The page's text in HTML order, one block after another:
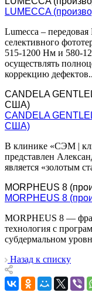
LUMECCA
Lumecca –
селективного
515-1200 Нм и 580-
осуществлять
коррекцию
CANDELA
США)
CANDELA
США)
В клинике «СЭМ |
представлен
является «золотым
MORPHEUS 8
MORPHEUS 8
MORPHEUS 8 —
технология с
субдермальном
Назад к списку